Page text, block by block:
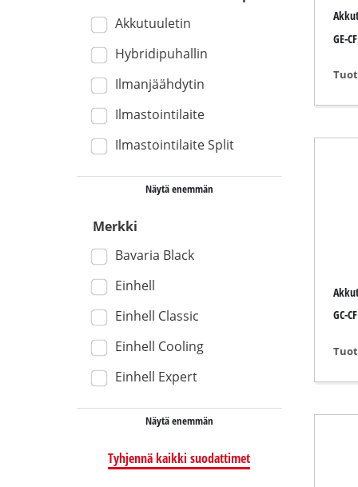
Vannesahat
Kuviosahat
Muut sahat
Smirkelit
Seinä- /
Muut
Akkutuuletin
Hybridipuhallin
Ilmanjäähdytin
Ilmastointilaite
Ilmastointilaite Split
Näytä enemmän
Merkki
Bavaria Black
Einhell
Einhell Classic
Einhell Cooling
Einhell Expert
Näytä enemmän
Tyhjennä kaikki suodattimet
GE-
GC-